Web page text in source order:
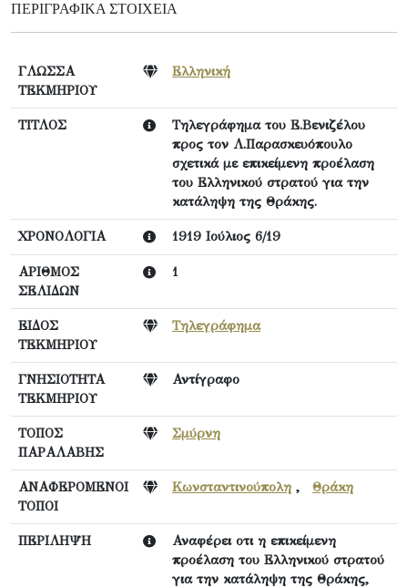
ΠΕΡΙΓΡΑΦΙΚΆ ΣΤΟΙΧΕΊΑ
ΓΛΩΣΣΑ
ΤΕΚΜΗΡΙΟΥ
Ελληνική
ΤΙΤΛΟΣ
Τηλεγράφημα του Ε.Βενιζέλου
προς τον Λ.Παρασκευόπουλο
σχετικά με επικείμενη προέλαση
του Ελληνικού στρατού για την
κατάληψη της Θράκης.
ΧΡΟΝΟΛΟΓΙΑ 1919 Ιούλιος 6/19
ΑΡΙΘΜΟΣ
ΣΕΛΙΔΩΝ
1
ΕΙΔΟΣ
ΤΕΚΜΗΡΙΟΥ
Τηλεγράφημα
ΓΝΗΣΙΟΤΗΤΑ
ΤΕΚΜΗΡΙΟΥ
Αντίγραφο
ΤΟΠΟΣ
ΠΑΡΑΛΑΒΗΣ
Σμύρνη
ΑΝΑΦΕΡΟΜΕΝΟΙ
ΤΟΠΟΙ
Κωνσταντινούπολη , Θράκη
ΠΕΡΙΛΗΨΗ
Αναφέρει οτι η επικείμενη
προέλαση του Ελληνικού στρατού
για την κατάληψη της Θράκης,